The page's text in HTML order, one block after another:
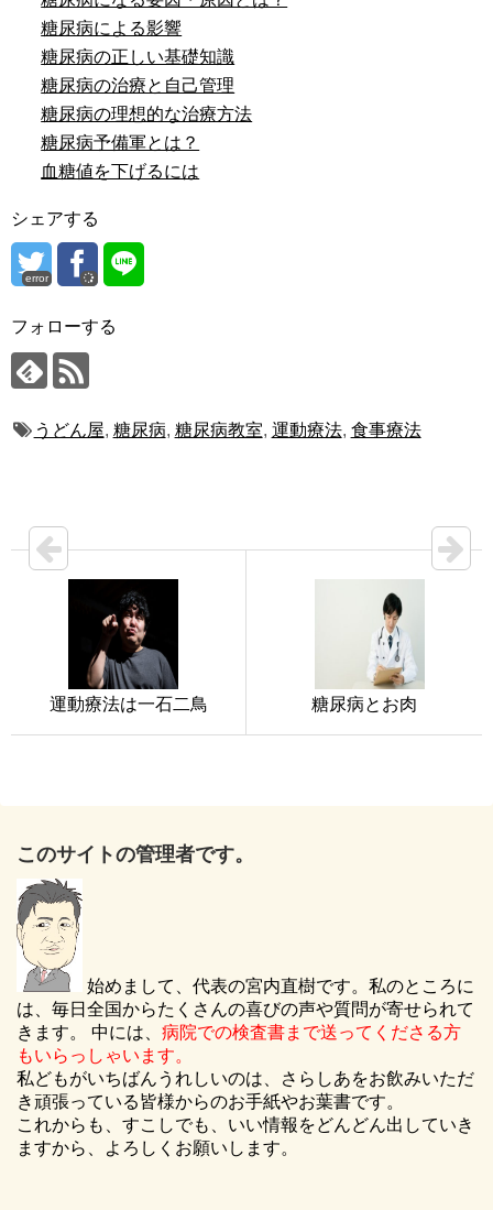
糖尿病による影響
糖尿病の正しい基礎知識
糖尿病の治療と自己管理
糖尿病の理想的な治療方法
糖尿病予備軍とは？
血糖値を下げるには
シェアする
error
フォローする
うどん屋, 糖尿病, 糖尿病教室, 運動療法, 食事療法
運動療法は一石二鳥 糖尿病とお肉
このサイトの管理者です。
始めまして、代表の宮内直樹です。私のところに
は、毎日全国からたくさんの喜びの声や質問が寄せられて
きます。 中には、 病院での検査書まで送ってくださる方
もいらっしゃいます。
私どもがいちばんうれしいのは、さらしあをお飲みいただ
き頑張っている皆様からのお手紙やお葉書です。
これからも、すこしでも、いい情報をどんどん出していき
ますから、よろしくお願いします。